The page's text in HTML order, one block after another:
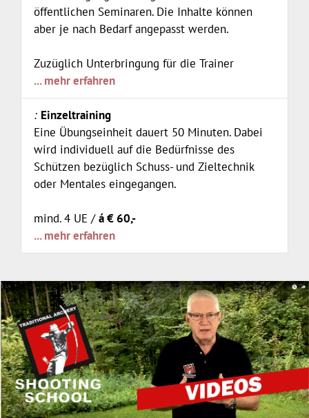
öffentlichen Seminaren. Die Inhalte können
aber je nach Bedarf angepasst werden.
Zuzüglich Unterbringung für die Trainer
... mehr erfahren
Einzeltraining
Eine Übungseinheit dauert 50 Minuten. Dabei
wird individuell auf die Bedürfnisse des
Schützen bezüglich Schuss- und Zieltechnik
oder Mentales eingegangen.
mind. 4 UE /á € 60,-
... mehr erfahren